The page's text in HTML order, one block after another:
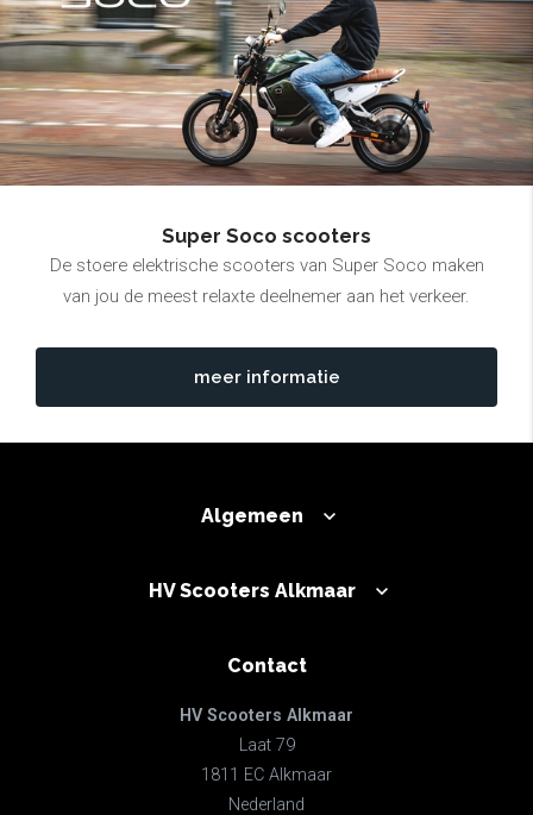
Super Soco scooters
De stoere elektrische scooters van Super Soco maken
van jou de meest relaxte deelnemer aan het verkeer.
meer informatie
Algemeen
HV Scooters Alkmaar
Contact
HV Scooters Alkmaar
Laat 79
1811 EC Alkmaar
Nederland